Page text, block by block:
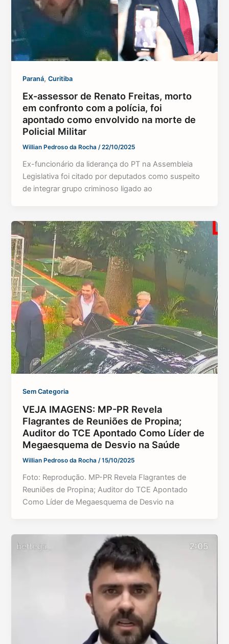
Paraná,Curitiba
Ex-assessor de Renato Freitas, morto
em confronto com a polícia, foi
apontado como envolvido na morte de
Policial Militar
Willian Pedroso da Rocha/22/10/2025
Ex-funcionário da liderança do PT na Assembleia
Legislativa foi citado por deputados como suspeito
de integrar grupo criminoso ligado ao
Sem Categoria
VEJA IMAGENS: MP-PR Revela
Flagrantes de Reuniões de Propina;
Auditor do TCE Apontado Como Líder de
Megaesquema de Desvio na Saúde
Willian Pedroso da Rocha /15/10/2025
Foto: Reprodução. MP-PR Revela Flagrantes de
Reuniões de Propina; Auditor do TCE Apontado
Como Líder de Megaesquema de Desvio na